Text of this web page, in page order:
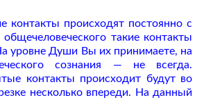
контакты происходят постоянно с
такие контакты
уровне Души Вы их принимаете, на
сознания — не всегда.
контакты происходит будут во
несколько впереди. На данный